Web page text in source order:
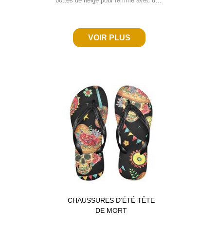
VOIR PLUS
CHAUSSURES D’ÉTÉ TÊTE
DE MORT